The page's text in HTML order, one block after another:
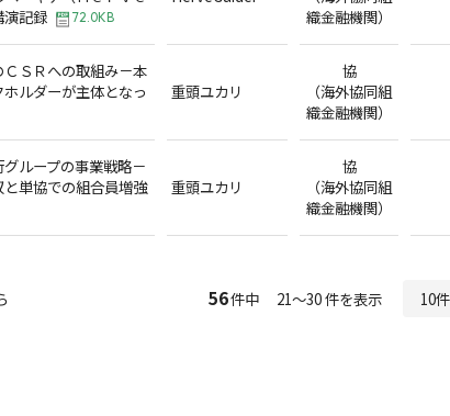
演記録
72.0KB
織金融機関）
ＳＲへの取組み－本
ルダーが主体となっ
重頭ユカリ
協
（海外協同組
織金融機関）
ループの事業戦略－
単協での組合員増強
重頭ユカリ
協
（海外協同組
織金融機関）
56件中 21～30 件を表示